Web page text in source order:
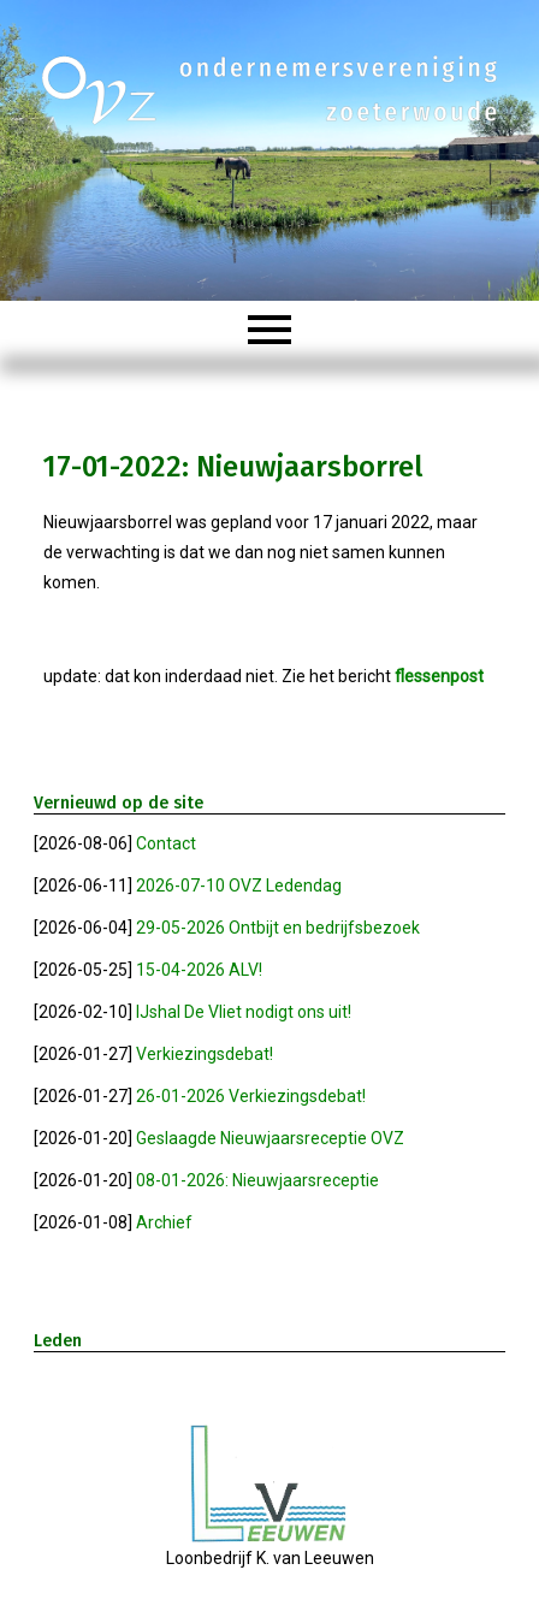
Organisatie
Bestuur
Nieuws
Verkiezingsdebat!
Geslaagde Nieuwjaarsreceptie OVZ
Bezoek Aan Mike Van Bemmelen
2025-01-02 Van De Voorzitter
Bezoek Aan Swetterhage
Winkeltijden Verruimd
Nieuwjaarsreceptie In Sfeer
Prachtige (leden-)dag 2023
17-01-2022: Nieuwjaarsborrel
Nieuwjaarsborrel was gepland voor 17 januari 2022, maar
de verwachting is dat we dan nog niet samen kunnen
komen.
update: dat kon inderdaad niet. Zie het berichtflessenpost
Vernieuwd op de site
[2026-08-06] Contact
[2026-06-11] 2026-07-10 OVZ Ledendag
[2026-06-04] 29-05-2026 Ontbijt en bedrijfsbezoek
[2026-05-25] 15-04-2026 ALV!
[2026-02-10] IJshal De Vliet nodigt ons uit!
[2026-01-27] Verkiezingsdebat!
[2026-01-27] 26-01-2026 Verkiezingsdebat!
[2026-01-20] Geslaagde Nieuwjaarsreceptie OVZ
[2026-01-20] 08-01-2026: Nieuwjaarsreceptie
[2026-01-08] Archief
Leden
Loonbedrijf K. van Leeuwen